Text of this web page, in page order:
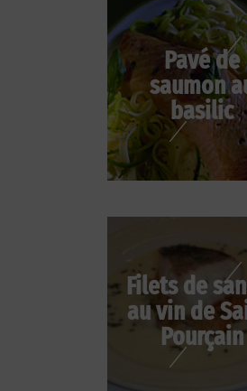
Pavé de
saumon
basilic
Filets de
au vin de
Pourçain